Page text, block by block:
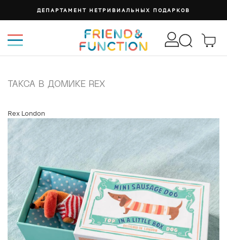
ДЕПАРТАМЕНТ НЕТРИВИАЛЬНЫХ ПОДАРКОВ
ТАКСА В ДОМИКЕ REX
Rex London